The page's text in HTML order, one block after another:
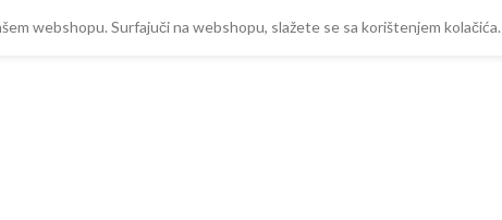
webshopu. Surfajuči na webshopu, slažete se sa korištenjem kolačića.